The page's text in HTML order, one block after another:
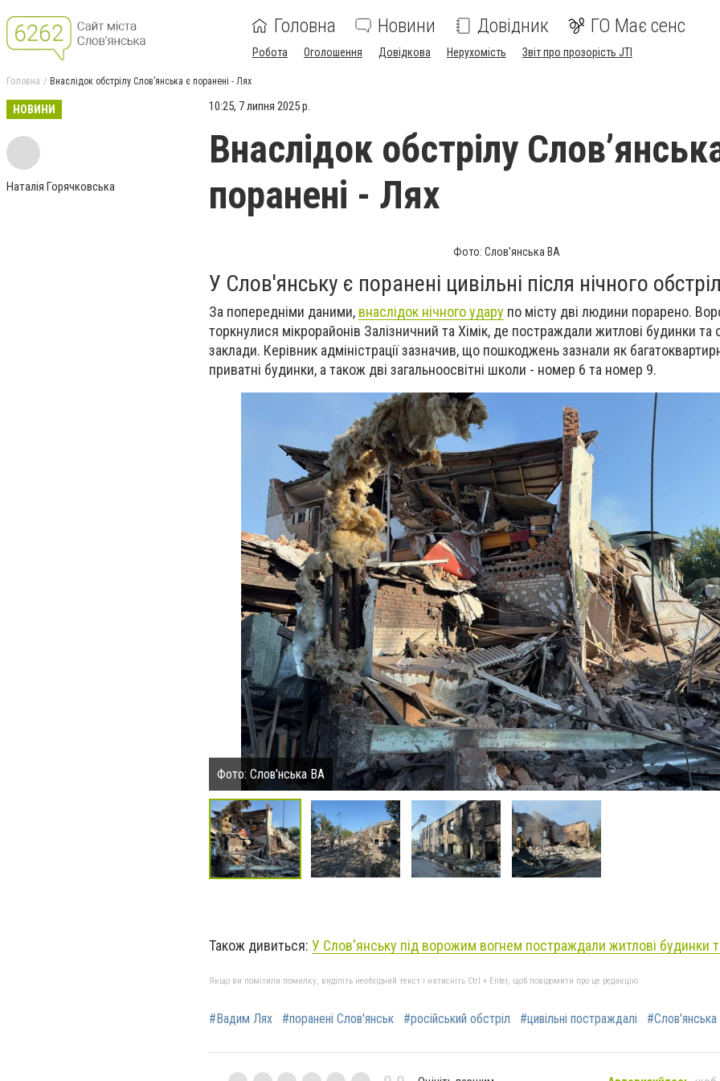
Головна Новини Довідник ГО Має сенс
Робота Оголошення Довідкова Нерухомість Звіт про прозорість JTI
Головна Внаслідок обстрілу Слов’янська є поранені - Лях
НОВИНИ
Наталія Горячковська
10:25, 7 липня 2025 р.
Внаслідок обстрілу
поранені - Лях
Фото: Слов'янська ВА
У Слов'янську є поранені цивільні після нічного
За попередніми даними, внаслідок нічного удару по місту дві людини порарено.
торкнулися мікрорайонів Залізничний та Хімік, де постраждали житлові будинки та
заклади. Керівник адміністрації зазначив, що пошкоджень зазнали як
приватні будинки, а також дві загальноосвітні школи - номер 6 та номер 9.
Фото: Слов'нська ВА
Також дивиться: У Слов'янську під ворожим вогнем постраждали житлові будинки
Якщо ви помітили помилку, виділіть необхідний текст і натисніть Ctrl + Enter, щоб повідомити про це редакцію
#Вадим Лях #поранені Слов'янськ #російський обстріл #цивільні постраждалі